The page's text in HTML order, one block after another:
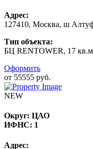
Адрес:
127410, Москва, ш
Тип объекта:
БЦ RENTOWER, 17
Оформить
от 55555 руб.
NEW
Округ: ЦАО
ИФНС: 1
Адрес: